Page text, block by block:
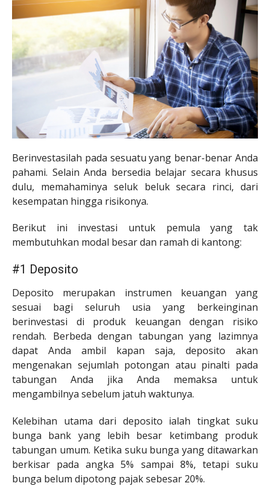
Berinvestasilah pada sesuatu yang benar-benar Anda
pahami. Selain Anda bersedia belajar secara khusus
dulu, memahaminya seluk beluk secara rinci, dari
kesempatan hingga risikonya.
Berikut ini investasi untuk pemula yang tak
membutuhkan modal besar dan ramah di kantong:
#1 Deposito
Deposito merupakan instrumen keuangan yang
sesuai bagi seluruh usia yang berkeinginan
berinvestasi di produk keuangan dengan risiko
rendah. Berbeda dengan tabungan yang lazimnya
dapat Anda ambil kapan saja, deposito akan
mengenakan sejumlah potongan atau pinalti pada
tabungan Anda jika Anda memaksa untuk
mengambilnya sebelum jatuh waktunya.
Kelebihan utama dari deposito ialah tingkat suku
bunga bank yang lebih besar ketimbang produk
tabungan umum. Ketika suku bunga yang ditawarkan
berkisar pada angka 5% sampai 8%, tetapi suku
bunga belum dipotong pajak sebesar 20%.